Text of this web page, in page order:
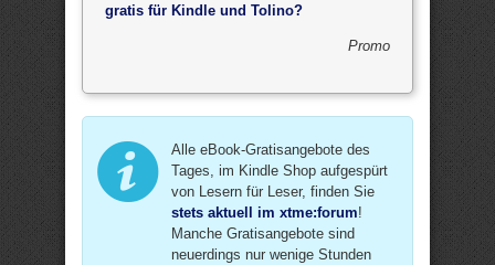
gratis für Kindle und Tolino?
Promo
Alle eBook-Gratisangebote des
Tages, im Kindle Shop aufgespürt
von Lesern für Leser, finden Sie
stets aktuell im xtme:forum!
Manche Gratisangebote sind
neuerdings nur wenige Stunden